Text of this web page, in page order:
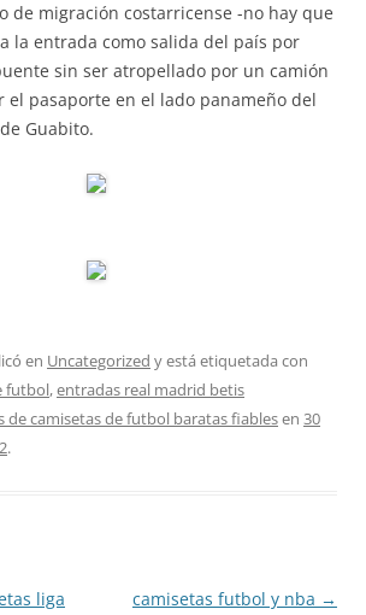
de migración costarricense -no hay que
la entrada como salida del país por
sin ser atropellado por un camión
el pasaporte en el lado panameño del
Guabito.
en Uncategorized y está etiquetada con
futbol,entradas real madrid betis
de camisetas de futbol baratas fiablesen 30
.
liga camisetas futbol y nba →